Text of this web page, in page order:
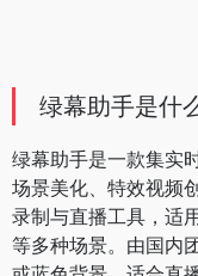
绿幕助手是什
绿幕助手是一款集实
场景美化、特效视频
录制与直播工具，适
等多种场景。由国内